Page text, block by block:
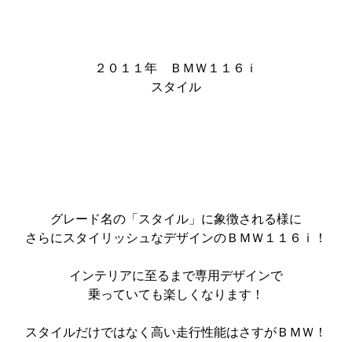
２０１１年 ＢＭＷ１１６ｉ
スタイル
グレード名の「スタイル」に象徴される様に
さらにスタイリッシュなデザインのＢＭＷ１１６ｉ！
インテリアに至るまで専用デザインで
乗っていても楽しくなります！
スタイルだけではなく高い走行性能はさすがＢＭＷ！